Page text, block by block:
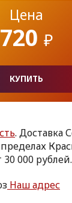
Цена
720 ₽
КУПИТЬ
. Доставка
000 рублей.
Наш адрес